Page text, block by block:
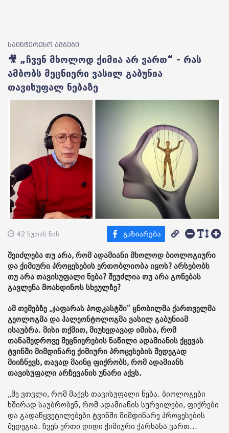
საინტერესო ამბები
🎥 „ჩვენ მხოლოდ ქიმია არ ვართ“ - რას
ამბობს მეცნიერი ვასილ გაბუნია
თავისუფალ ნებაზე
42 წუთის წინ
შეიძლება თუ არა, რომ ადამიანი მხოლოდ ბიოლოგიური
და ქიმიური პროცესების ერთობლიობა იყოს? არსებობს
თუ არა თავისუფალი ნება? შეუძლია თუ არა გონებას
გავლენა მოახდინოს სხეულზე?
ამ თემებზე „ჯაფარას პოდკასტში“ ცნობილმა ქართველმა
გეოლოგმა და პალეონტოლოგმა ვასილ გაბუნიამ
ისაუბრა. მისი თქმით, მიუხედავად იმისა, რომ
თანამედროვე მეცნიერების ნაწილი ადამიანის ქცევას
ტვინში მიმდინარე ქიმიური პროცესების შედეგად
მიიჩნევს, თავად მაინც ფიქრობს, რომ ადამიანს
თავისუფალი არჩევანის უნარი აქვს.
„მე ვთვლი, რომ მაქვს თავისუფალი ნება. ბიოლოგები
ხშირად საუბრობენ, რომ ადამიანის სურვილები, ფიქრები
და გადაწყვეტილებები ტვინში მიმდინარე პროცესების
შედეგია. ჩვენ ერთი დიდი ქიმიური ქარხანა ვართ...